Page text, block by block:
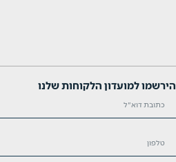
הירשמו למועדון הלקוחות שלנו